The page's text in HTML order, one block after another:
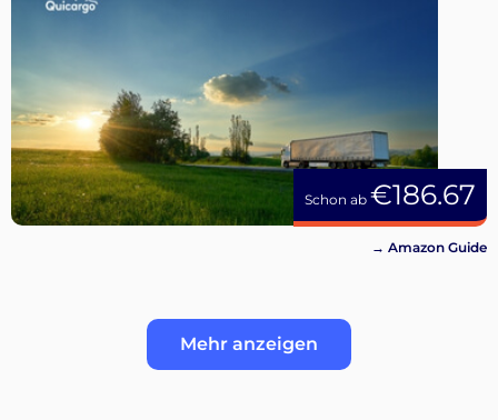
Schon ab €186.67
→ Amazon Guide
Mehr anzeigen